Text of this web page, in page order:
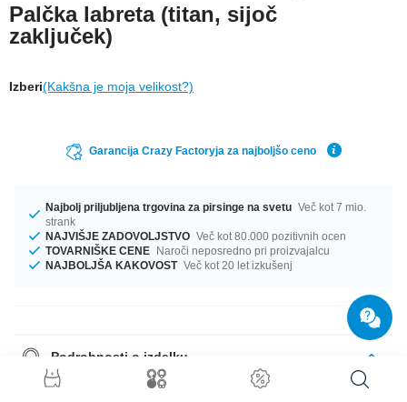
Palčka labreta (titan, sijoč
zaključek)
Izberi(Kakšna je moja velikost?)
Garancija Crazy Factoryja za najboljšo ceno
Najbolj priljubljena trgovina za pirsinge na svetu Več kot 7 mio.
strank
NAJVIŠJE ZADOVOLJSTVO Več kot 80.000 pozitivnih ocen
TOVARNIŠKE CENE Naroči neposredno pri proizvajalcu
NAJBOLJŠA KAKOVOST Več kot 20 let izkušenj
Podrobnosti o izdelku
Ta izdelek čaka nate v profilu 1.2 mm in 1.6 mm. Ne glede na to, kakšno